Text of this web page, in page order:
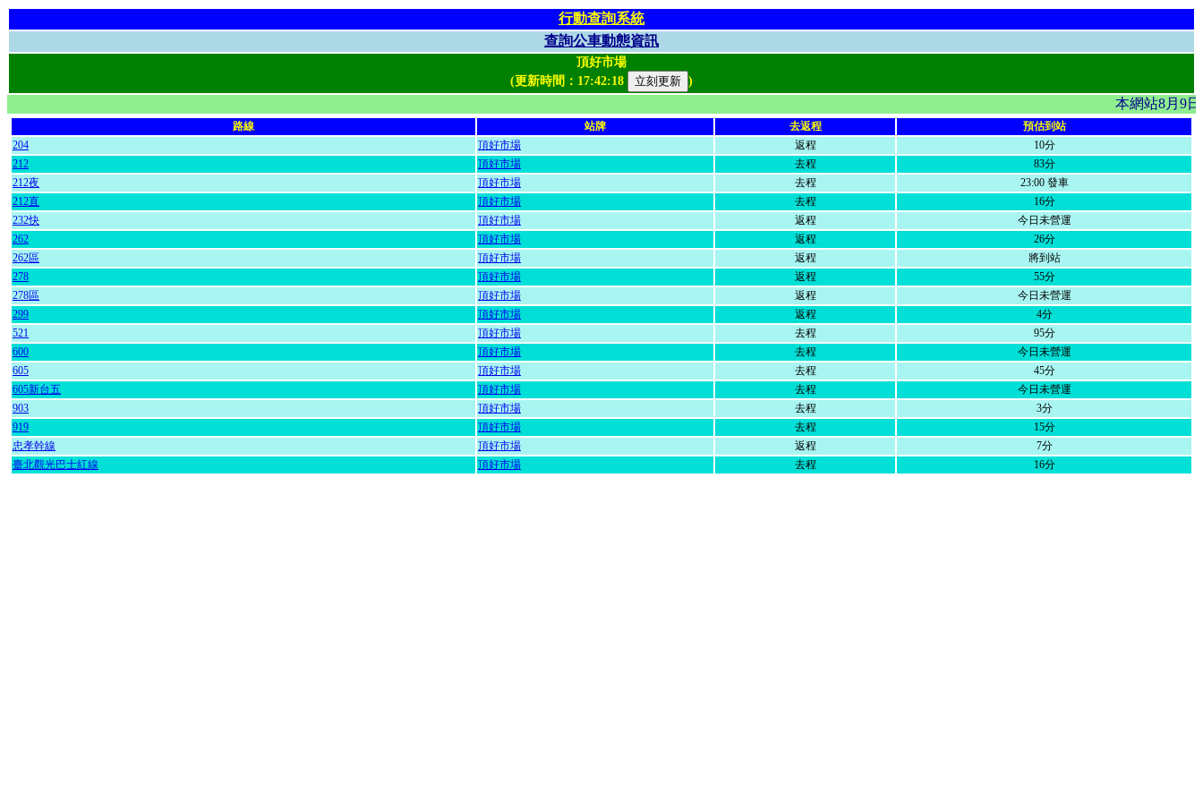
行動查詢系統
查詢公車動態資訊
頂好市場
(更新時間： 17:42:18 )
本網站8月9
路線 站牌 去返程
預估到站
204
頂好市場 返程
10分
212
頂好市場 去程
83分
212夜
頂好市場 去程
23:00 發車
212直
頂好市場 去程
16分
232快
頂好市場 返程
今日未營運
262
頂好市場 返程
26分
262區
頂好市場 返程
將到站
278
頂好市場 返程
55分
278區
頂好市場 返程
今日未營運
299
頂好市場 返程
4分
521
頂好市場 去程
95分
600
頂好市場 去程
今日未營運
605
頂好市場 去程
45分
605新台五
頂好市場 去程
今日未營運
903
頂好市場 去程
3分
919
頂好市場 去程
15分
忠孝幹線
頂好市場 返程
7分
臺北觀光巴士紅線
頂好市場 去程 16分